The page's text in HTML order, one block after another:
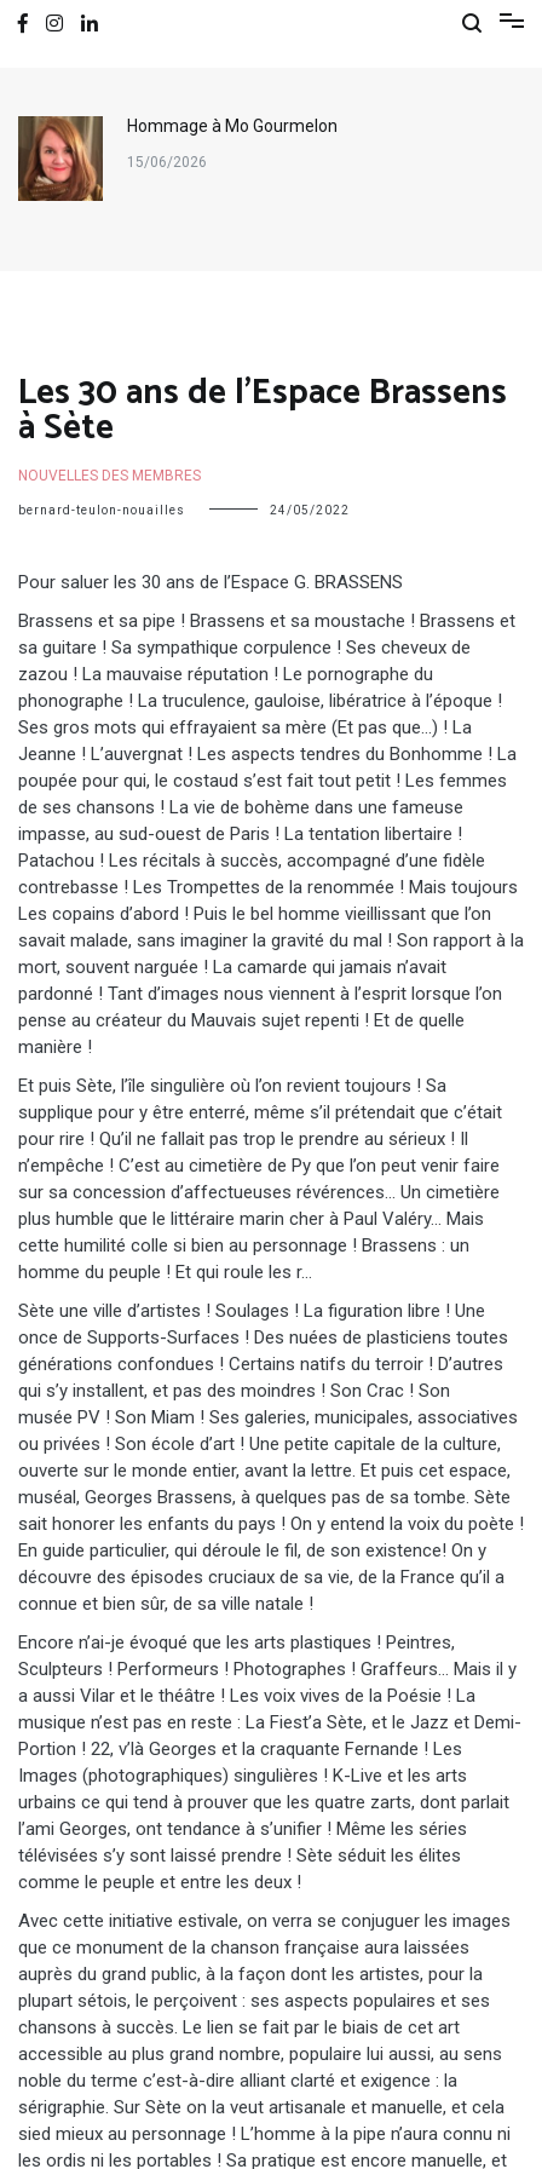
Hommage à Mo Gourmelon
15/06/2026
Les 30 ans de l’Espace Brassens
à Sète
NOUVELLES DES MEMBRES
bernard-teulon-nouailles 24/05/2022
Pour saluer les 30 ans de l’Espace G. BRASSENS
Brassens et sa pipe ! Brassens et sa moustache ! Brassens et
sa guitare ! Sa sympathique corpulence ! Ses cheveux de
zazou ! La mauvaise réputation ! Le pornographe du
phonographe ! La truculence, gauloise, libératrice à l’époque !
Ses gros mots qui effrayaient sa mère (Et pas que…) ! La
Jeanne ! L’auvergnat ! Les aspects tendres du Bonhomme ! La
poupée pour qui, le costaud s’est fait tout petit ! Les femmes
de ses chansons ! La vie de bohème dans une fameuse
impasse, au sud-ouest de Paris ! La tentation libertaire !
Patachou ! Les récitals à succès, accompagné d’une fidèle
contrebasse ! Les Trompettes de la renommée ! Mais toujours
Les copains d’abord ! Puis le bel homme vieillissant que l’on
savait malade, sans imaginer la gravité du mal ! Son rapport à la
mort, souvent narguée ! La camarde qui jamais n’avait
pardonné ! Tant d’images nous viennent à l’esprit lorsque l’on
pense au créateur du Mauvais sujet repenti ! Et de quelle
manière !
Et puis Sète, l’île singulière où l’on revient toujours ! Sa
supplique pour y être enterré, même s’il prétendait que c’était
pour rire ! Qu’il ne fallait pas trop le prendre au sérieux ! Il
n’empêche ! C’est au cimetière de Py que l’on peut venir faire
sur sa concession d’affectueuses révérences… Un cimetière
plus humble que le littéraire marin cher à Paul Valéry… Mais
cette humilité colle si bien au personnage ! Brassens : un
homme du peuple ! Et qui roule les r…
Sète une ville d’artistes ! Soulages ! La figuration libre ! Une
once de Supports-Surfaces ! Des nuées de plasticiens toutes
générations confondues ! Certains natifs du terroir ! D’autres
qui s’y installent, et pas des moindres ! Son Crac ! Son
musée PV ! Son Miam ! Ses galeries, municipales, associatives
ou privées ! Son école d’art ! Une petite capitale de la culture,
ouverte sur le monde entier, avant la lettre. Et puis cet espace,
muséal, Georges Brassens, à quelques pas de sa tombe. Sète
sait honorer les enfants du pays ! On y entend la voix du poète !
En guide particulier, qui déroule le fil, de son existence! On y
découvre des épisodes cruciaux de sa vie, de la France qu’il a
connue et bien sûr, de sa ville natale !
Encore n’ai-je évoqué que les arts plastiques ! Peintres,
Sculpteurs ! Performeurs ! Photographes ! Graffeurs… Mais il y
a aussi Vilar et le théâtre ! Les voix vives de la Poésie ! La
musique n’est pas en reste : La Fiest’a Sète, et le Jazz et Demi-
Portion ! 22, v’là Georges et la craquante Fernande ! Les
Images (photographiques) singulières ! K-Live et les arts
urbains ce qui tend à prouver que les quatre zarts, dont parlait
l’ami Georges, ont tendance à s’unifier ! Même les séries
télévisées s’y sont laissé prendre ! Sète séduit les élites
comme le peuple et entre les deux !
Avec cette initiative estivale, on verra se conjuguer les images
que ce monument de la chanson française aura laissées
auprès du grand public, à la façon dont les artistes, pour la
plupart sétois, le perçoivent : ses aspects populaires et ses
chansons à succès. Le lien se fait par le biais de cet art
accessible au plus grand nombre, populaire lui aussi, au sens
noble du terme c’est-à-dire alliant clarté et exigence : la
sérigraphie. Sur Sète on la veut artisanale et manuelle, et cela
sied mieux au personnage ! L’homme à la pipe n’aura connu ni
les ordis ni les portables ! Sa pratique est encore manuelle, et